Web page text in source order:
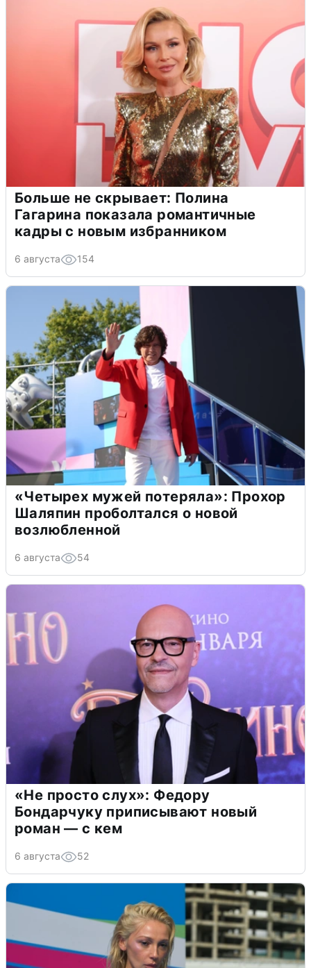
Больше не скрывает: Полина
Гагарина показала романтичные
кадры с новым избранником
6 августа 154
«Четырех мужей потеряла»: Прохор
Шаляпин проболтался о новой
возлюбленной
6 августа 54
«Не просто слух»: Федору
Бондарчуку приписывают новый
роман — с кем
6 августа 52